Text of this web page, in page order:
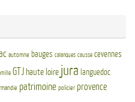
automne bauges calanques causse cevennes
GTJhaute loire jura languedoc
patrimoine policier provence